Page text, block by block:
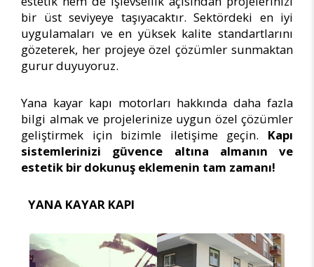
bir üst seviyeye taşıyacaktır. Sektördeki en iyi
uygulamaları ve en yüksek kalite standartlarını
gözeterek, her projeye özel çözümler sunmaktan
gurur duyuyoruz.
Yana kayar kapı motorları hakkında daha fazla
bilgi almak ve projelerinize uygun özel çözümler
geliştirmek için bizimle iletişime geçin. Kapı
sistemlerinizi güvence altına almanın ve
estetik bir dokunuş eklemenin tam zamanı!
YANA KAYAR KAPI